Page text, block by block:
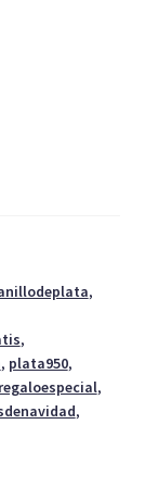
,
,
, plata950,
regaloespecial,
,